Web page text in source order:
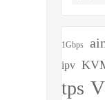
1Gbps
ipv
tps